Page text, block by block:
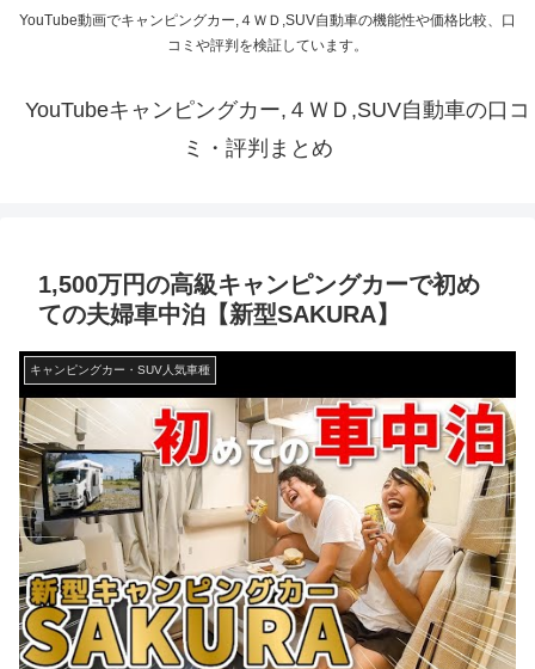
YouTube動画でキャンピングカー,４ＷＤ,SUV自動車の機能性や価格比較、口
コミや評判を検証しています。
YouTubeキャンピングカー,４ＷＤ,SUV自動車の口コ
ミ・評判まとめ
1,500万円の高級キャンピングカーで初め
ての夫婦車中泊【新型SAKURA】
キャンピングカー・SUV人気車種